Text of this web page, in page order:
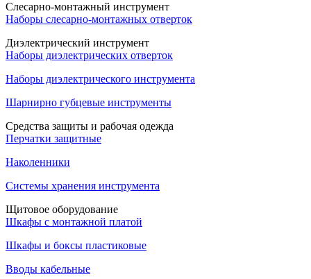
Слесарно-монтажный инструмент
Наборы слесарно-монтажных отверток
Диэлектрический инструмент
Наборы диэлектрических отверток
Наборы диэлектрического инструмента
Шарнирно губцевые инструменты
Средства защиты и рабочая одежда
Перчатки защитные
Наколенники
Системы хранения инструмента
Щитовое оборудование
Шкафы с монтажной платой
Шкафы и боксы пластиковые
Вводы кабельные